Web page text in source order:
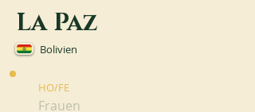
La Paz
Bolivien
HO/FE
Frauen